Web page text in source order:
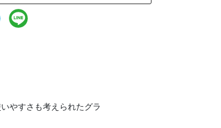
やすさも考えられたグラ